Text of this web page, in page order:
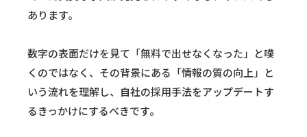
あります。
数字の表面だけを見て「無料で出せなくなった」と嘆
くのではなく、その背景にある「情報の質の向上」と
いう流れを理解し、自社の採用手法をアップデートす
るきっかけにするべきです。